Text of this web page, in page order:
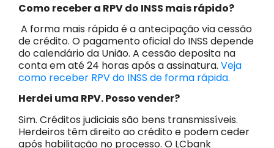
Como receber a RPV do INSS mais rápido?
A forma mais rápida é a antecipação via cessão
de crédito. O pagamento oficial do INSS depende
do calendário da União. A cessão deposita na
conta em até 24 horas após a assinatura. Veja
como receber RPV do INSS de forma rápida.
Herdei uma RPV. Posso vender?
Sim. Créditos judiciais são bens transmissíveis.
Herdeiros têm direito ao crédito e podem ceder
após habilitação no processo. O LCbank